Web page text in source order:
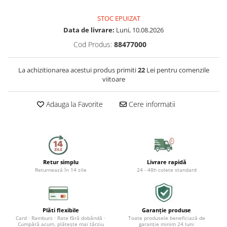
Ingrijire personala
Uscatoare de par
Placi de indreptat parul
Cantare corporale
Mobilier pentru baie
STOC EPUIZAT
Data de livrare: Luni, 10.08.2026
Cod Produs: 88477000
La achizitionarea acestui produs primiti22Lei pentru comenzile
viitoare
Adauga la Favorite Cere informatii
Retur simplu
Returnează în 14 zile
Livrare rapidă
24 - 48h colete standard
Plăti flexibile
Card · Ramburs · Rate fără dobândă ·
Cumpără acum, plătește mai târziu
Garanție produse
Toate produsele beneficiază de
garanție minim 24 luni